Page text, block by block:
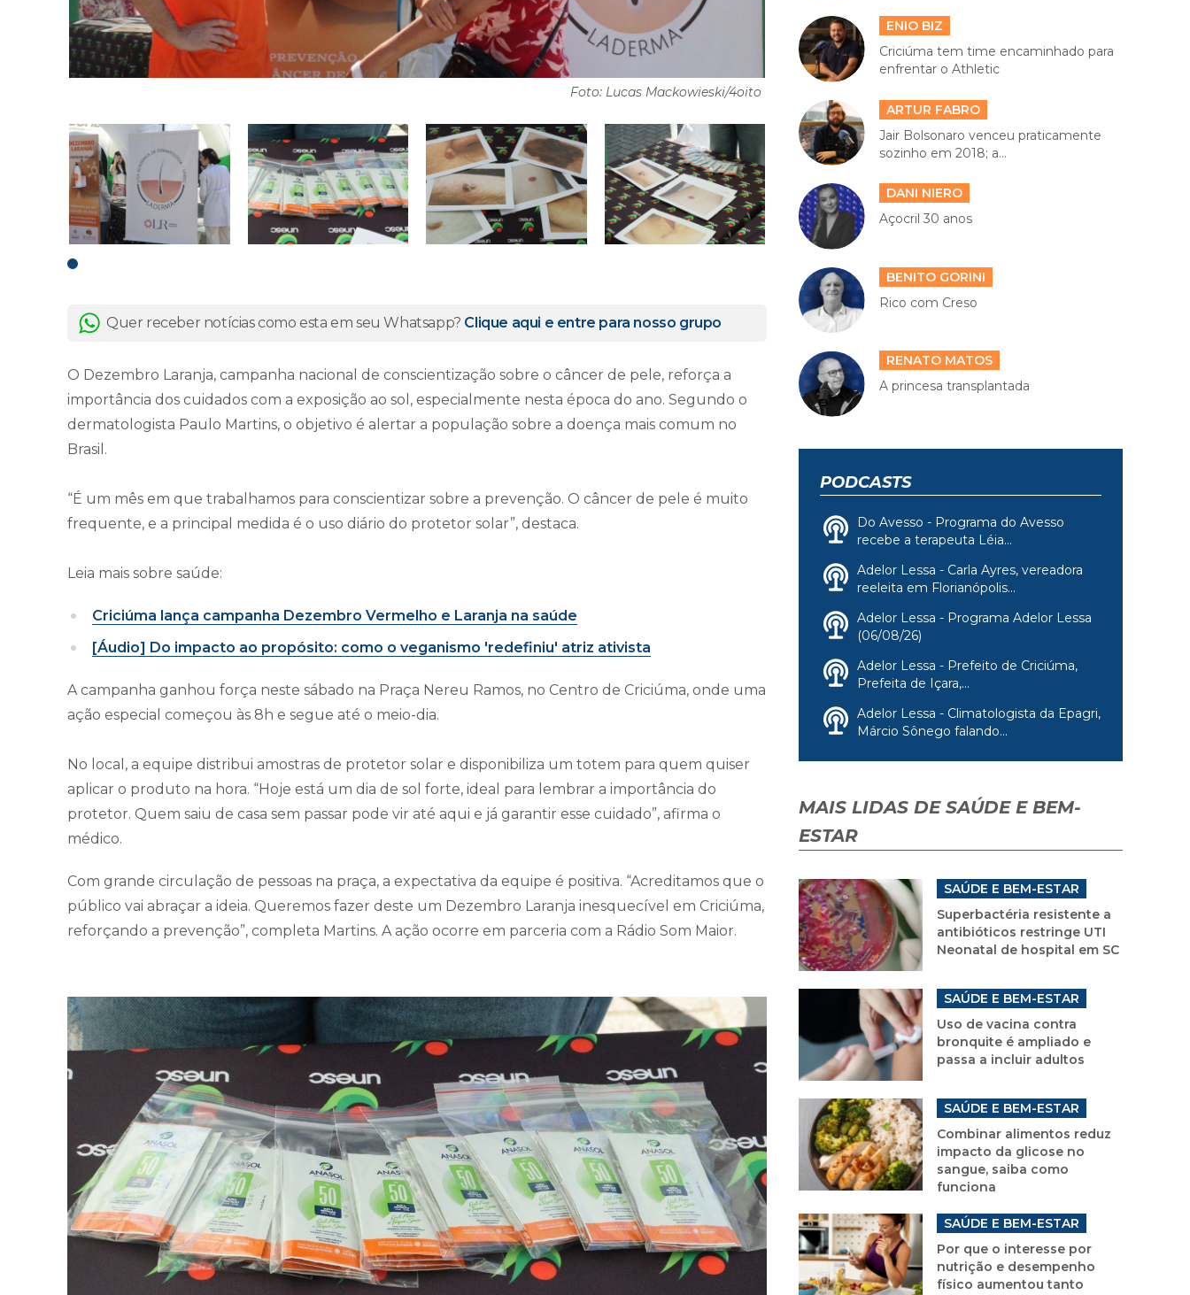
Foto: Lucas Mackowieski/4oito
Quer receber notícias como esta em seu Whatsapp? Clique aqui e entre para nosso grupo
O Dezembro Laranja, campanha nacional de conscientização sobre o câncer de pele, reforça a
importância dos cuidados com a exposição ao sol, especialmente nesta época do ano. Segundo o
dermatologista Paulo Martins, o objetivo é alertar a população sobre a doença mais comum no
Brasil.
“É um mês em que trabalhamos para conscientizar sobre a prevenção. O câncer de pele é muito
frequente, e a principal medida é o uso diário do protetor solar”, destaca.
Leia mais sobre saúde:
Criciúma lança campanha Dezembro Vermelho e Laranja na saúde
[Áudio] Do impacto ao propósito: como o veganismo 'redefiniu' atriz ativista
A campanha ganhou força neste sábado na Praça Nereu Ramos, no Centro de Criciúma, onde uma
ação especial começou às 8h e segue até o meio-dia.
No local, a equipe distribui amostras de protetor solar e disponibiliza um totem para quem quiser
aplicar o produto na hora. “Hoje está um dia de sol forte, ideal para lembrar a importância do
protetor. Quem saiu de casa sem passar pode vir até aqui e já garantir esse cuidado”, afirma o
médico.
Com grande circulação de pessoas na praça, a expectativa da equipe é positiva. “Acreditamos que o
público vai abraçar a ideia. Queremos fazer deste um Dezembro Laranja inesquecível em Criciúma,
reforçando a prevenção”, completa Martins. A ação ocorre em parceria com a Rádio Som Maior.
ENIO BIZ
Criciúma tem time encaminhado para
enfrentar o Athletic
ARTUR FABRO
Jair Bolsonaro venceu praticamente
sozinho em 2018; a...
DANI NIERO
Açocril 30 anos
BENITO GORINI
Rico com Creso
RENATO MATOS
A princesa transplantada
PODCASTS
Do Avesso - Programa do Avesso
recebe a terapeuta Léia...
Adelor Lessa - Carla Ayres, vereadora
reeleita em Florianópolis...
Adelor Lessa - Programa Adelor Lessa
(06/08/26)
Adelor Lessa - Prefeito de Criciúma,
Prefeita de Içara,...
Adelor Lessa - Climatologista da Epagri,
Márcio Sônego falando...
MAIS LIDAS DE SAÚDE E BEM-
ESTAR
SAÚDE E BEM-ESTAR
Superbactéria resistente a
antibióticos restringe UTI
Neonatal de hospital em SC
SAÚDE E BEM-ESTAR
Uso de vacina contra
bronquite é ampliado e
passa a incluir adultos
SAÚDE E BEM-ESTAR
Combinar alimentos reduz
impacto da glicose no
sangue, saiba como
funciona
SAÚDE E BEM-ESTAR
Por que o interesse por
nutrição e desempenho
físico aumentou tanto